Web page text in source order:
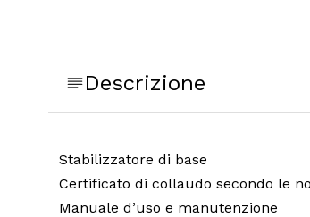
Descrizione
Stabilizzatore di base
Certificato di collaudo secondo le
Manuale d’uso e manutenzione